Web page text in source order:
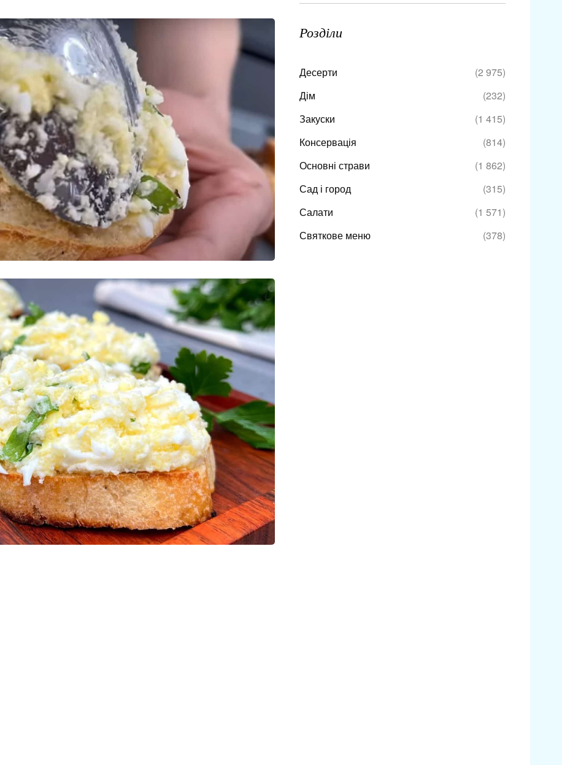
Розділи
Десерти
(2 975)
Дім
(232)
Закуски
(1 415)
Консервація
(814)
Основні страви
(1 862)
Сад і город
(315)
Салати
(1 571)
Святкове меню
(378)